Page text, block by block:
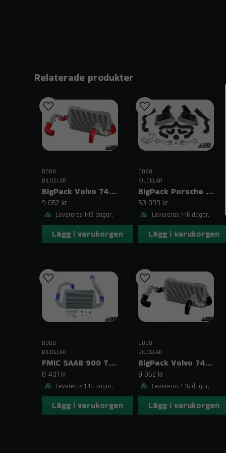
Relaterade produkter
DO88
BILDELAR
BigPack Volvo 740/940 Turbo (92–98) Röd – 76 mm spjällhus
9 052 kr
Levereras 1-16 dagar.
Lägg i varukorgen
DO88
BILDELAR
BigPack Porsche 911 Turbo (997.1) Svart – Komplett intercoolerkit
53 099 kr
Levereras 1-16 dagar.
Lägg i varukorgen
DO88
BILDELAR
FMIC SAAB 900 Turbo (87–93) Blå
8 431 kr
Levereras 1-16 dagar.
Lägg i varukorgen
DO88
BILDELAR
BigPack Volvo 740/940 Turbo (92–98) Svart – 63 mm spjällhus
9 052 kr
Levereras 1-16 dagar.
Lägg i varukorgen